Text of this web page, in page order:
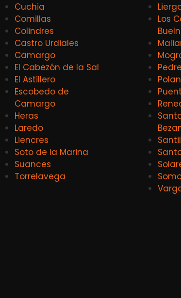
Cuchia
Comillas
Colindres
Castro Urdiales
Camargo
El Cabezón de la Sal
El Astillero
Escobedo de
Camargo
Heras
Laredo
Liencres
Soto de la Marina
Suances
Torrelavega
Los